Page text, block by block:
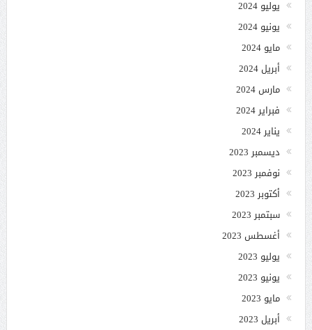
يوليو 2024
يونيو 2024
مايو 2024
أبريل 2024
مارس 2024
فبراير 2024
يناير 2024
ديسمبر 2023
نوفمبر 2023
أكتوبر 2023
سبتمبر 2023
أغسطس 2023
يوليو 2023
يونيو 2023
مايو 2023
أبريل 2023